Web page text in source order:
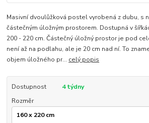
Masivní dvoulůžková postel vyrobená z dubu, s
částečným úložným prostorem. Dostupná v
200 - 220 cm. Částečný úložný prostor je pod
není až na podlahu, ale je 20 cm nad ní. To
objem úložného pr... celý popis
Dostupnost
4 týdny
Rozměr